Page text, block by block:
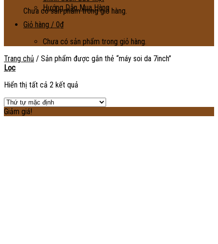
Chưa có sản phẩm trong giỏ hàng.
Hướng Dẫn Mua Hàng
Giỏ hàng / 0₫
Chưa có sản phẩm trong giỏ hàng.
Trang chủ / Sản phẩm được gắn thẻ “máy soi da 7inch”
Lọc
Hiển thị tất cả 2 kết quả
Giảm giá!